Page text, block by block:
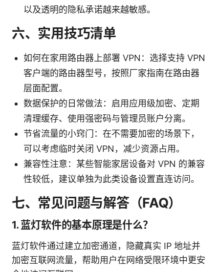
以及透明的隐私承诺越来越敏感。
六、实用技巧清单
如何在家用路由器上部署 VPN：选择支持 VPN
客户端的路由器型号，按照厂家指南在路由器
层面配置。
数据保护的日常做法：启用应用级加密、定期
清理缓存、使用强密码与管理员账户分离。
节省流量的小窍门：在不需要加密的场景下，
可以考虑临时关闭 VPN，减少资源占用。
兼容性注意：某些智能家居设备对 VPN 的兼容
性较低，建议单独为此类设备设置直连访问。
七、常见问题与解答（FAQ）
1. 蓝灯软件的基本原理是什么？
蓝灯软件通过建立加密通道，隐藏真实 IP 地址并
加密互联网流量，帮助用户在网络受限环境中更安